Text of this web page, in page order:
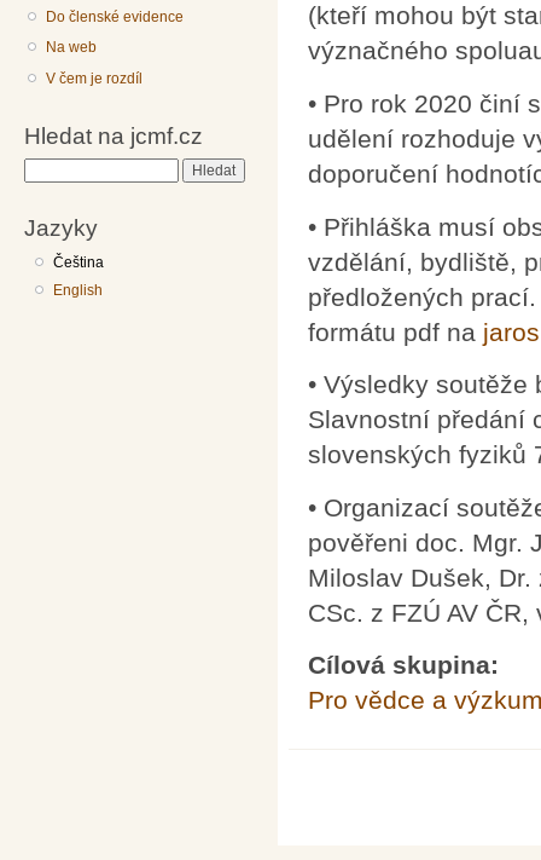
Do členské evidence
Na web
V čem je rozdíl
Hledat na jcmf.cz
Jazyky
Čeština
English
(kteří mohou být
význačného
• Pro rok 2020 činí
udělení rozhoduje
doporučení
• Přihláška musí
vzdělání, bydliště,
předložených
formátu pdf na
• Výsledky
Slavnostní předání
slovenských fyziků
• Organizací
pověřeni doc. Mgr.
Miloslav Dušek,
CSc. z FZÚ AV
Cílová skupina:
Pro vědce a